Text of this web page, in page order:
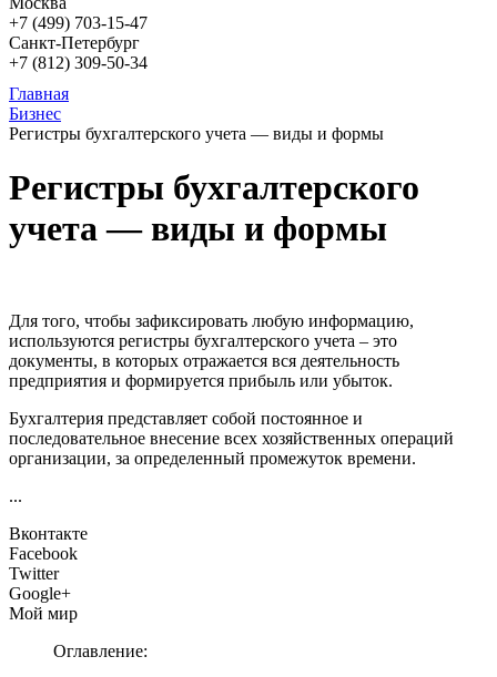
+7 (499) 703-15-47
Санкт-Петербург
+7 (812) 309-50-34
Главная
Бизнес
Регистры бухгалтерского учета — виды и формы
Регистры бухгалтерского
учета — виды и формы
Для того, чтобы зафиксировать любую информацию,
используются регистры бухгалтерского учета – это
документы, в которых отражается вся деятельность
предприятия и формируется прибыль или убыток.
Бухгалтерия представляет собой постоянное и
последовательное внесение всех хозяйственных операций
организации, за определенный промежуток времени.
...
Вконтакте
Facebook
Twitter
Google+
Мой мир
Оглавление: